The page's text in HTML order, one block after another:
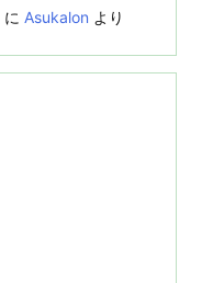
に Asukalon より